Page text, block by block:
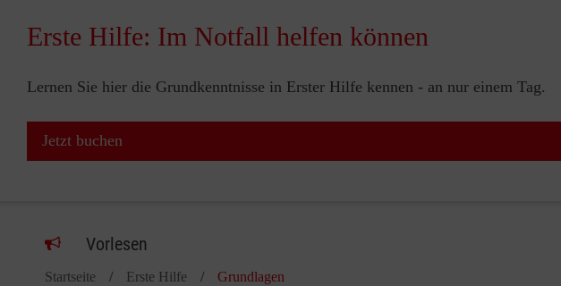
Erste Hilfe: Im Notfall helfen können
Lernen Sie hier die Grundkenntnisse in Erster Hilfe kennen - an nur einem Tag.
Jetzt buchen
Vorlesen
Startseite Erste Hilfe Grundlagen